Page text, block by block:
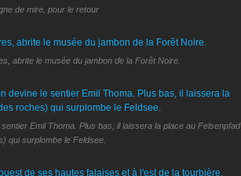
de mire, pour le retour
abrite le musée du jambon de la Forêt Noire.
Emil Thoma. Plus bas, il laissera la place au Felsenpfad
qui surplombe le Feldsee.